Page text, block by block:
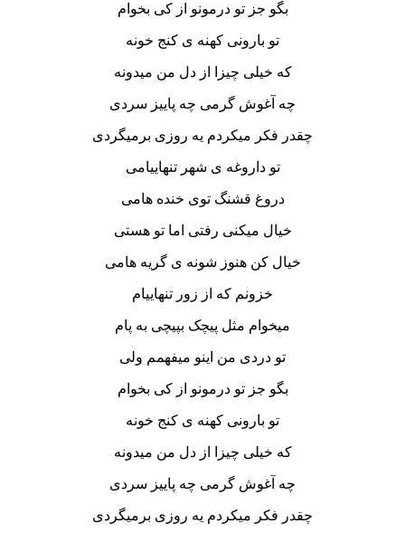
بگو جز تو درمونو از کی بخوام
تو بارونی کهنه ی کنج خونه
که خیلی چیزا از دل من میدونه
چه آغوش گرمی چه پاییز سردی
چقدر فکر میکردم یه روزی برمیگردی
تو داروغه ی شهر تنهاییامی
دروغ قشنگ توی خنده هامی
خیال میکنی رفتی اما تو هستی
خیال کن هنوز شونه ی گریه هامی
خزونم که از زور تنهاییام
میخوام مثل پیچک بپیچی به پام
تو دردی من اینو میفهمم ولی
بگو جز تو درمونو از کی بخوام
تو بارونی کهنه ی کنج خونه
که خیلی چیزا از دل من میدونه
چه آغوش گرمی چه پاییز سردی
چقدر فکر میکردم یه روزی برمیگردی